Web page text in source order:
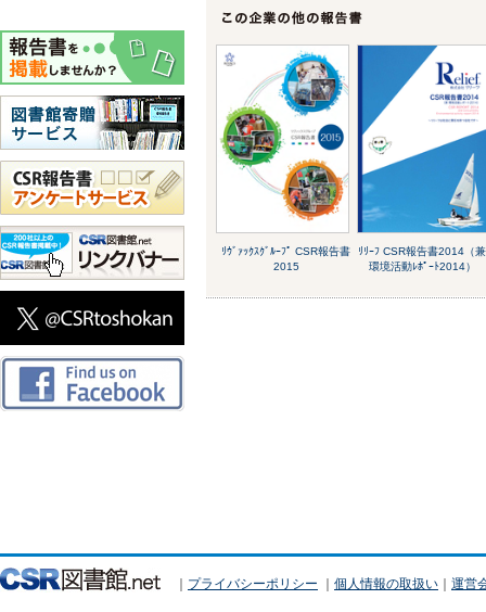
ﾘｳﾞｧｯｸｽｸﾞﾙｰﾌﾟ CSR報告書
2015
ﾘﾘｰﾌ CSR報告書2014（兼
環境活動ﾚﾎﾟｰﾄ2014）
｜ プライバシーポリシー ｜ 個人情報の取扱い ｜ 運営